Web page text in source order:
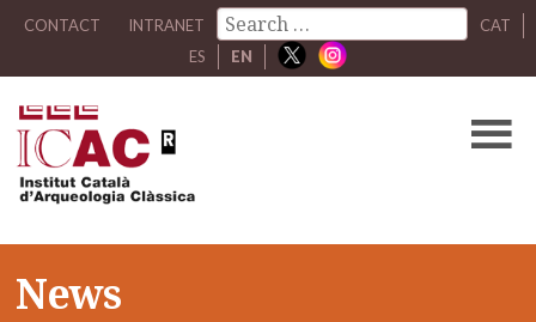
CONTACT INTRANET
CAT
ES
EN
News